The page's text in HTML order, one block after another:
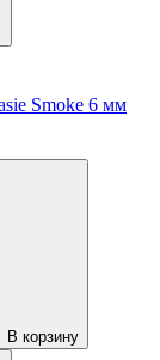
Smoke 6 мм
В корзину